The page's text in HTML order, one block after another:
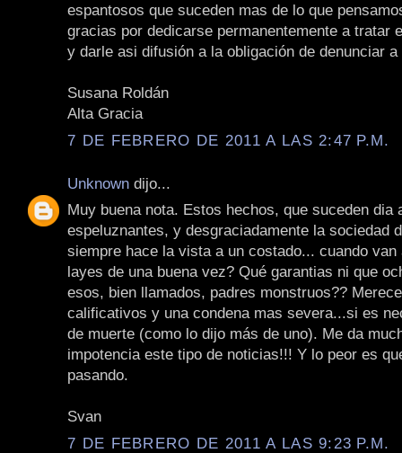
espantosos que suceden mas de lo que
gracias por dedicarse permanentemente a tratar
y darle asi difusión a la obligación de denunciar a
Susana Roldán
Alta Gracia
7 DE FEBRERO DE 2011 A LAS 2:47 P.M.
Unknown dijo...
Muy buena nota. Estos hechos, que suceden dia
espeluznantes, y desgraciadamente la sociedad
siempre hace la vista a un costado... cuando
layes de una buena vez? Qué garantias ni que
esos, bien llamados, padres monstruos??
calificativos y una condena mas severa...si es
de muerte (como lo dijo más de uno). Me da
impotencia este tipo de noticias!!! Y lo peor es
pasando.
Svan
7 DE FEBRERO DE 2011 A LAS 9:23 P.M.